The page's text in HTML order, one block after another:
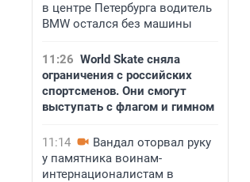
в центре Петербурга водитель
BMW остался без машины
11:26 World Skate сняла
ограничения с российских
спортсменов. Они смогут
выступать с флагом и гимном
11:14
Вандал оторвал руку
у памятника воинам-
интернационалистам в